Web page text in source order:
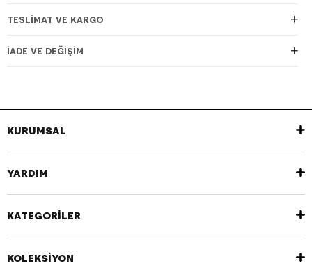
TESLIMAT VE KARGO
İADE VE DEĞIŞIM
KURUMSAL
YARDIM
KATEGORİLER
KOLEKSİYON